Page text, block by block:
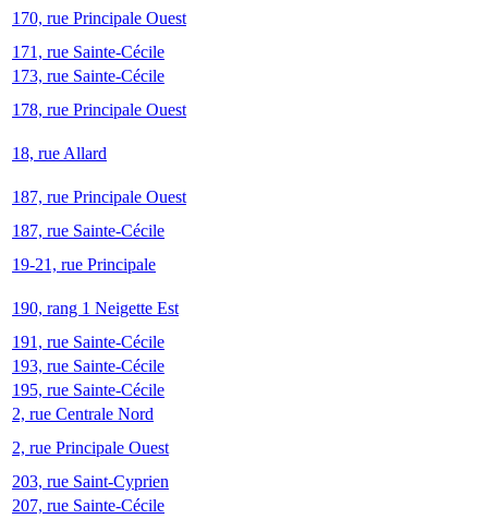
170, rue Principale Ouest
171, rue Sainte-Cécile
173, rue Sainte-Cécile
178, rue Principale Ouest
18, rue Allard
187, rue Principale Ouest
187, rue Sainte-Cécile
19-21, rue Principale
190, rang 1 Neigette Est
191, rue Sainte-Cécile
193, rue Sainte-Cécile
195, rue Sainte-Cécile
2, rue Centrale Nord
2, rue Principale Ouest
203, rue Saint-Cyprien
207, rue Sainte-Cécile